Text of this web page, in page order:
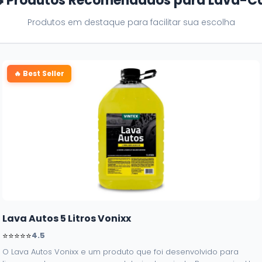
Produtos em destaque para facilitar sua escolha
🔥 Best Seller
Lava Autos 5 Litros Vonixx
⭐⭐⭐⭐⭐4.5
O Lava Autos Vonixx e um produto que foi desenvolvido para